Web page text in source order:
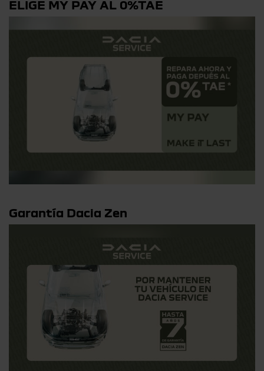
ELIGE MY PAY AL 0%TAE
Garantía Dacia Zen